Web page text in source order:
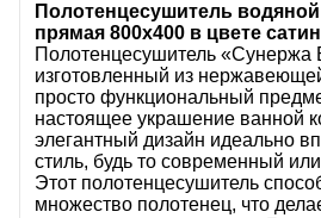
Полотенцесушитель водяной
прямая 800x400 в цвете сатин
Полотенцесушитель «Сунержа
изготовленный из
просто функциональный
настоящее украшение ванной
элегантный дизайн идеально
стиль, будь то современный
Этот полотенцесушитель
множество полотенец, что